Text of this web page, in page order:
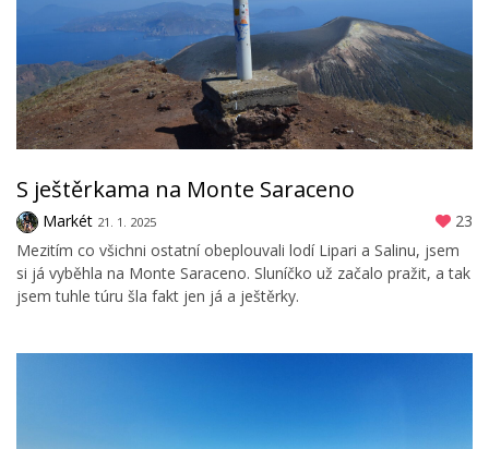
S ještěrkama na Monte Saraceno
Markét 21. 1. 2025
23
Mezitím co všichni ostatní obeplouvali lodí Lipari a Salinu, jsem
si já vyběhla na Monte Saraceno. Sluníčko už začalo pražit, a tak
jsem tuhle túru šla fakt jen já a ještěrky.